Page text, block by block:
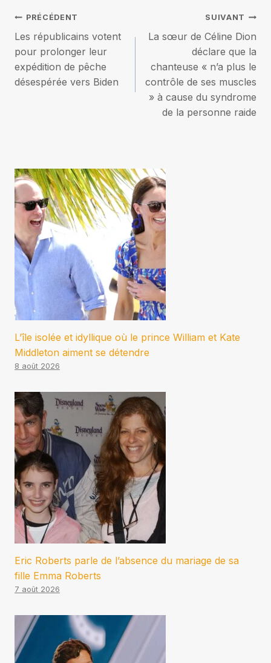
Navigation
de
l’article
PRÉCÉDENT
Les républicains votent
pour prolonger leur
expédition de pêche
désespérée vers Biden
SUIVANT
La sœur de Céline Dion
déclare que la
chanteuse « n’a plus le
contrôle de ses muscles
» à cause du syndrome
de la personne raide
L’île isolée et idyllique où le prince William et Kate
Middleton aiment se détendre
8 août 2026
Eric Roberts parle de l’absence du mariage de sa
fille Emma Roberts
7 août 2026